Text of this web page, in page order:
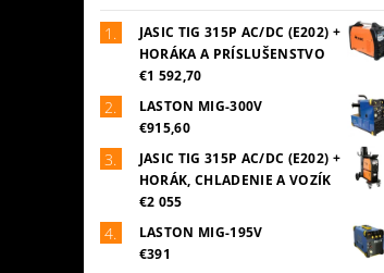
JASIC TIG 315P AC/DC (E202) +
HORÁKA A PRÍSLUŠENSTVO
€1 592,70
LASTON MIG-300V
€915,60
JASIC TIG 315P AC/DC (E202) +
HORÁK, CHLADENIE A VOZÍK
€2 055
LASTON MIG-195V
€391